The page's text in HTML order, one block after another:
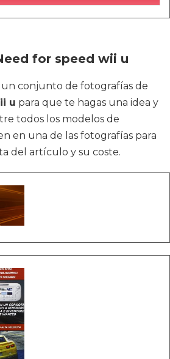
for speed wii u
conjunto de fotografías de
u para que te hagas una idea y
todos los modelos de
en una de las fotografías para
del artículo y su coste.